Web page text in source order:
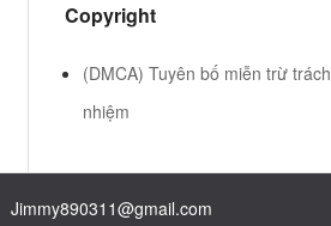
Copyright
(DMCA) Tuyên bố miễn trừ trách
nhiệm
Jimmy890311@gmail.com